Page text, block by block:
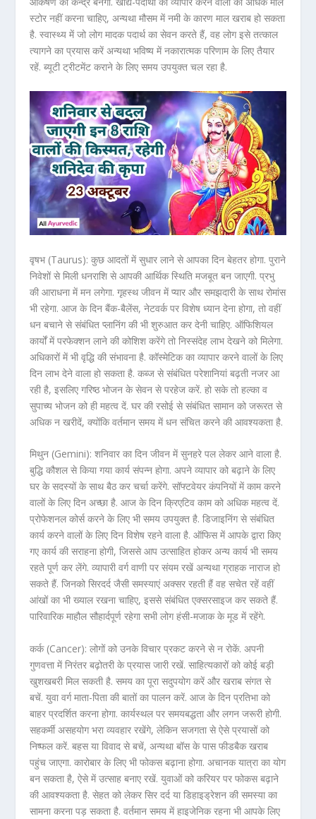
स्टोर नहीं करना चाहिए, अन्यथा मौसम में नमी के कारण माल खराब हो सकता
है. स्वास्थ्य में जो लोग मादक पदार्थ का सेवन करते हैं, वह लोग इसे तत्काल
त्यागने का प्रयास करें अन्यथा भविष्य में नकारात्मक परिणाम के लिए तैयार
रहें. ब्यूटी ट्रीटमेंट कराने के लिए समय उपयुक्त चल रहा है.
वृषभ (Taurus): कुछ आदतों में सुधार लाने से आपका दिन बेहतर होगा. पुराने
निवेशों से मिली धनराशि से आपकी आर्थिक स्थिति मजबूत बन जाएगी. प्रभु
की आराधना में मन लगेगा. गृहस्थ जीवन में प्यार और समझदारी के साथ रोमांस
भी रहेगा. आज के दिन बैंक-बैलेंस, नेटवर्क पर विशेष ध्यान देना होगा, तो वहीं
धन बचाने से संबंधित प्लानिंग की भी शुरुआत कर देनी चाहिए. ऑफिशियल
कार्यों में परफेक्शन लाने की कोशिश करेंगे तो निस्संदेह लाभ देखने को मिलेगा.
अधिकारों में भी वृद्धि की संभावना है. कॉस्मेटिक का व्यापार करने वालों के लिए
दिन लाभ देने वाला हो सकता है. कब्ज से संबंधित परेशानियां बढ़ती नजर आ
रही है, इसलिए गरिष्ठ भोजन के सेवन से परहेज करें. हो सके तो हल्का व
सुपाच्य भोजन को ही महत्व दें. घर की रसोई से संबंधित सामान को जरूरत से
अधिक न खरीदें, क्योंकि वर्तमान समय में धन संचित करने की आवश्यकता है.
मिथुन (Gemini): शनिवार का दिन जीवन में सुनहरे पल लेकर आने वाला है.
बुद्धि कौशल से किया गया कार्य संपन्न होगा. अपने व्यापार को बढ़ाने के लिए
घर के सदस्यों के साथ बैठ कर चर्चा करेंगे. सॉफ्टवेयर कंपनियों में काम करने
वालों के लिए दिन अच्छा है. आज के दिन क्रिएटिव काम को अधिक महत्व दें.
प्रोफेशनल कोर्स करने के लिए भी समय उपयुक्त है. डिजाइनिंग से संबंधित
कार्य करने वालों के लिए दिन विशेष रहने वाला है. ऑफिस में आपके द्वारा किए
गए कार्य की सराहना होगी, जिससे आप उत्साहित होकर अन्य कार्य भी समय
रहते पूर्ण कर लेंगे. व्यापारी वर्ग वाणी पर संयम रखें अन्यथा ग्राहक नाराज हो
सकते हैं. जिनको सिरदर्द जैसी समस्याएं अक्सर रहती हैं वह सचेत रहें वहीं
आंखों का भी ख्याल रखना चाहिए, इससे संबंधित एक्सरसाइज कर सकते हैं.
पारिवारिक माहौल सौहार्दपूर्ण रहेगा सभी लोग हंसी-मजाक के मूड में रहेंगे.
कर्क (Cancer): लोगों को उनके विचार प्रकट करने से न रोकें. अपनी
गुणवत्ता में निरंतर बढ़ोतरी के प्रयास जारी रखें. साहित्यकारों को कोई बड़ी
खुशखबरी मिल सकती है. समय का पूरा सदुपयोग करें और खराब संगत से
बचें. युवा वर्ग माता-पिता की बातों का पालन करें. आज के दिन प्रतिभा को
बाहर प्रदर्शित करना होगा. कार्यस्थल पर समयबद्धता और लगन जरूरी होगी.
सहकर्मी असहयोग भरा व्यवहार रखेंगे, लेकिन सजगता से ऐसे प्रयासों को
निष्फल करें. बहस या विवाद से बचें, अन्यथा बॉस के पास फीडबैक खराब
पहुंच जाएगा. कारोबार के लिए भी फोकस बढ़ाना होगा. अचानक यात्रा का योग
बन सकता है, ऐसे में उत्साह बनाए रखें. युवाओं को करियर पर फोकस बढ़ाने
की आवश्यकता है. सेहत को लेकर सिर दर्द या डिहाइड्रेशन की समस्या का
सामना करना पड़ सकता है. वर्तमान समय में हाइजेनिक रहना भी आपके लिए